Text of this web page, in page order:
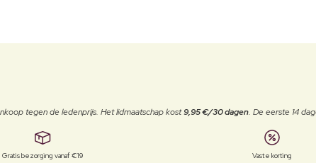
tegen de ledenprijs. Het lidmaatschap kost9,95 €/30 dagen. De eerste 14
Gratis bezorging vanaf €19 Vaste korting